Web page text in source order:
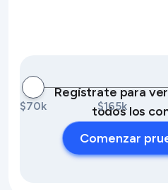
$70k $165k
Regístrate para
todos los
Comenzar